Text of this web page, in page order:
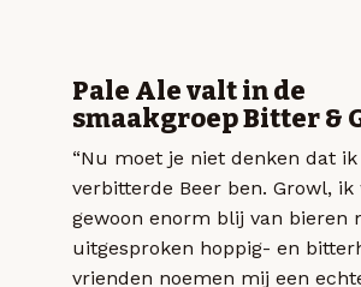
Pale Ale valt in de
smaakgroep Bitter &
“Nu moet je niet denken dat ik
verbitterde Beer ben. Growl, ik
gewoon enorm blij van bieren
uitgesproken hoppig- en
vrienden noemen mij een